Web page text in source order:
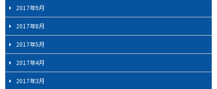
2017年9月
2017年8月
2017年5月
2017年4月
2017年3月